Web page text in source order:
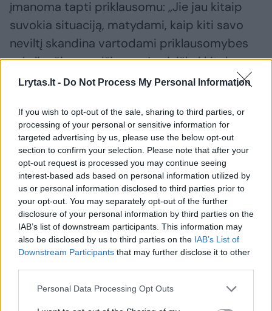
Lrytas.lt - Do Not Process My Personal Information
If you wish to opt-out of the sale, sharing to third parties, or
processing of your personal or sensitive information for
targeted advertising by us, please use the below opt-out
section to confirm your selection. Please note that after your
opt-out request is processed you may continue seeing
interest-based ads based on personal information utilized by
us or personal information disclosed to third parties prior to
your opt-out. You may separately opt-out of the further
disclosure of your personal information by third parties on the
IAB’s list of downstream participants. This information may
also be disclosed by us to third parties on the IAB’s List of
Downstream Participants that may further disclose it to other
Personal Data Processing Opt Outs
įmanoma tapti priklausomu: „Jie jau kitaip
suvokia situaciją, matydami, kaip kiti savo
neviltį skandina vartodami priklausomybes
sukeliančias medžiagas. Jų visiškai kitoks
mąstymas, nei 5–9 klasių vaikų. Būtent šios
smalsumas – beribis, o kritiškai vertinti
situacijų bei savo galimybes vaikams dar
sunku“.
Vis dėlto, niekaip kitaip, nei kalbantis su
mokiniais, to kritiškumo neišugdysi, –
įsitikinusi A. Kudzytė. Todėl atvirose
diskusijose keliami klausimai, ar su jais gali
kurie tampa priklausomi? Pasak Viliaus, vieni